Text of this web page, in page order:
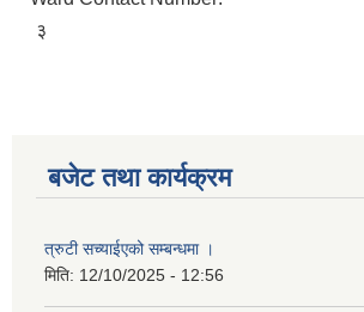
३
बजेट तथा कार्यक्रम
त्रुटी सच्याईएको सम्बन्धमा ।
मिति: 12/10/2025 - 12:56